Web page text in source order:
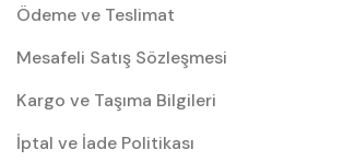
Ödeme ve Teslimat
Mesafeli Satış Sözleşmesi
Kargo ve Taşıma Bilgileri
İptal ve İade Politikası